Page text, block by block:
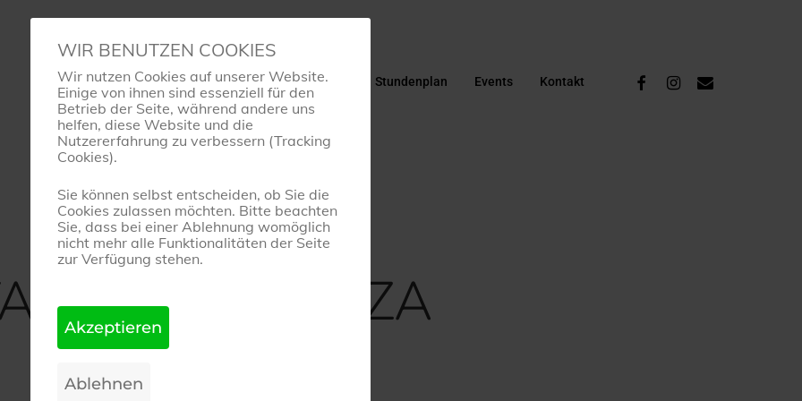
Startseite Tanzschule Stundenplan Events Kontakt FacebookInstagram
Email
BeArt-Blog
Mit DENITZA
WIR BENUTZEN COOKIES
Wir nutzen Cookies auf unserer Website.
Einige von ihnen sind essenziell für den
Betrieb der Seite, während andere uns
helfen, diese Website und die
Nutzererfahrung zu verbessern (Tracking
Cookies).
Sie können selbst entscheiden, ob Sie die
Cookies zulassen möchten. Bitte beachten
Sie, dass bei einer Ablehnung womöglich
nicht mehr alle Funktionalitäten der Seite
zur Verfügung stehen.